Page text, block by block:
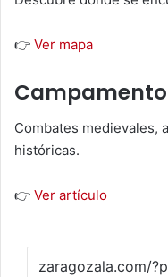
👉 Ver mapa
Campamento
Combates medievales,
históricas.
👉 Ver artículo